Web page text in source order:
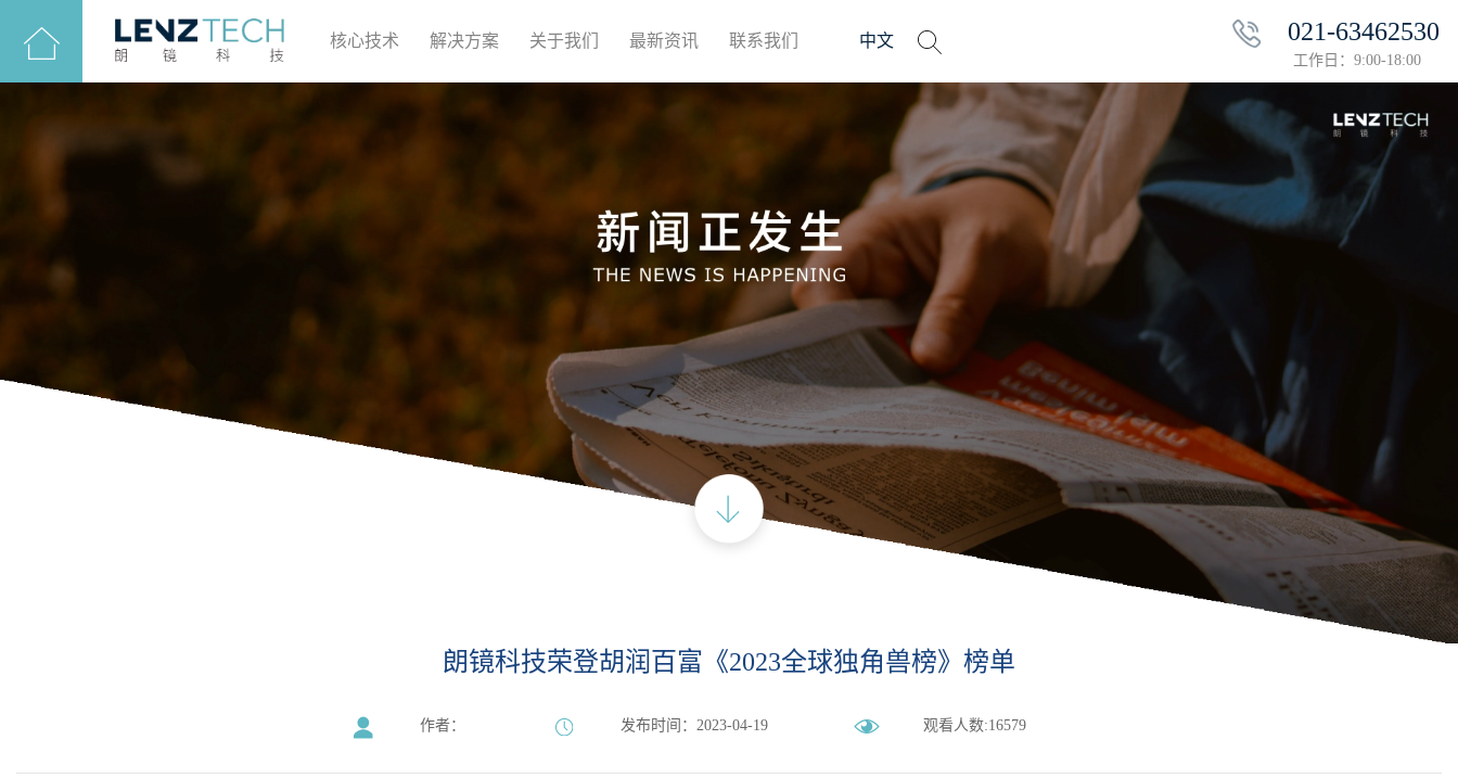
核心技术 解决方案 关于我们 最新资讯 联系我们 中文 021-63462530
工作日：9:00-18:00
朗镜科技荣登胡润百富《2023全球独角兽榜》榜单
作者： 发布时间：2023-04-19 观看人数:16579